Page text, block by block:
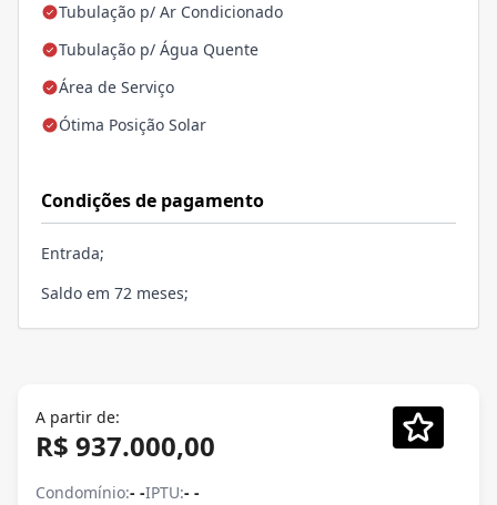
Tubulação p/ Ar Condicionado
Tubulação p/ Água Quente
Área de Serviço
Ótima Posição Solar
Condições de pagamento
Entrada;
Saldo em 72 meses;
A partir de:
R$ 937.000,00
Condomínio:- -IPTU:- -